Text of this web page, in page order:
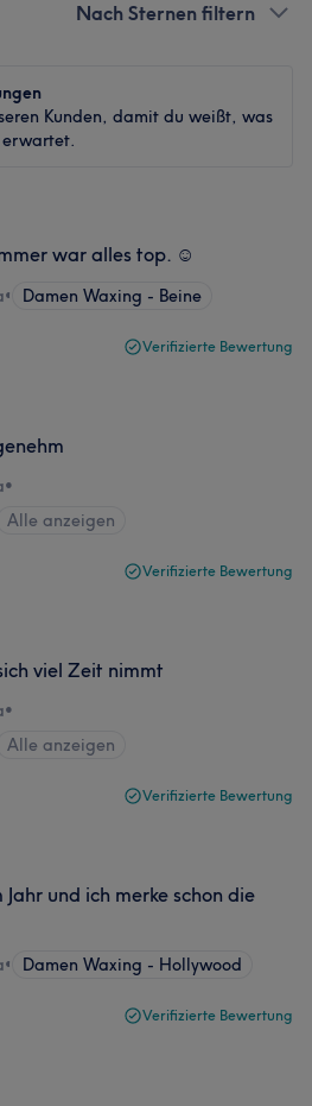
Nach Sternen filtern
Kunden, damit du weißt, was
war alles top. ☺️
• Damen Waxing - Beine
Verifizierte Bewertung
•
Alle anzeigen
Verifizierte Bewertung
viel Zeit nimmt
•
Alle anzeigen
Verifizierte Bewertung
und ich merke schon die
• Damen Waxing - Hollywood
Verifizierte Bewertung